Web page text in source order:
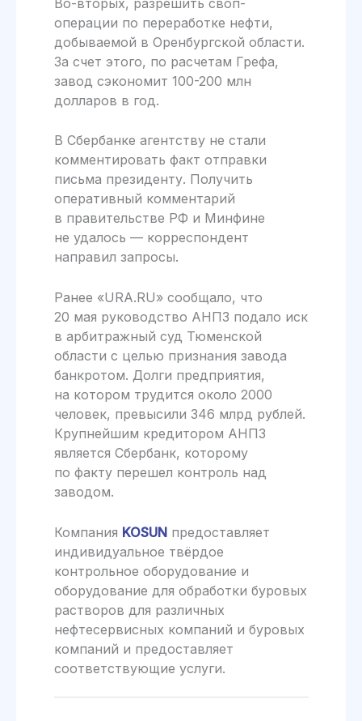
операции по переработке нефти,
добываемой в Оренбургской области.
За счет этого, по расчетам Грефа,
завод сэкономит 100-200 млн
долларов в год.
В Сбербанке агентству не стали
комментировать факт отправки
письма президенту. Получить
оперативный комментарий
в правительстве РФ и Минфине
не удалось — корреспондент
направил запросы.
Ранее «URA.RU» сообщало, что
20 мая руководство АНПЗ подало иск
в арбитражный суд Тюменской
области с целью признания завода
банкротом. Долги предприятия,
на котором трудится около 2000
человек, превысили 346 млрд рублей.
Крупнейшим кредитором АНПЗ
является Сбербанк, которому
по факту перешел контроль над
заводом.
Компания KOSUNпредоставляет
индивидуальное твёрдое
контрольное оборудование и
оборудование для обработки буровых
растворов для различных
нефтесервисных компаний и буровых
компаний и предоставляет
соответствующие услуги.